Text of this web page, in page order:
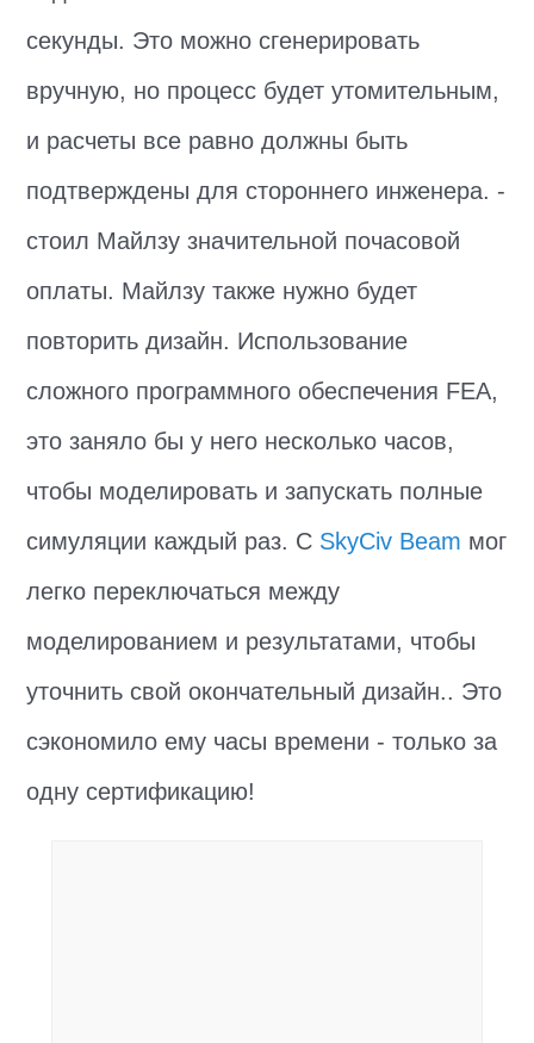
секунды. Это можно сгенерировать
вручную, но процесс будет утомительным,
и расчеты все равно должны быть
подтверждены для стороннего инженера. -
стоил Майлзу значительной почасовой
оплаты. Майлзу также нужно будет
повторить дизайн. Использование
сложного программного обеспечения FEA,
это заняло бы у него несколько часов,
чтобы моделировать и запускать полные
симуляции каждый раз. С SkyCiv Beam мог
легко переключаться между
моделированием и результатами, чтобы
уточнить свой окончательный дизайн.. Это
сэкономило ему часы времени - только за
одну сертификацию!